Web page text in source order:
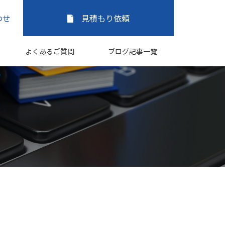
せ 見積もり依頼
よくあるご質問 ブログ記事一覧